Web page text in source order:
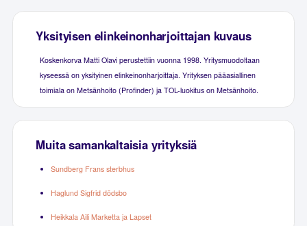
Yksityisen elinkeinonharjoittajan kuvaus
Koskenkorva Matti Olavi perustettiin vuonna 1998. Yritysmuodoltaan
kyseessä on yksityinen elinkeinonharjoittaja. Yrityksen pääasiallinen
toimiala on Metsänhoito (Profinder) ja TOL-luokitus on Metsänhoito.
Muita samankaltaisia yrityksiä
Sundberg Frans sterbhus
Haglund Sigfrid dödsbo
Heikkala Aili Marketta ja Lapset